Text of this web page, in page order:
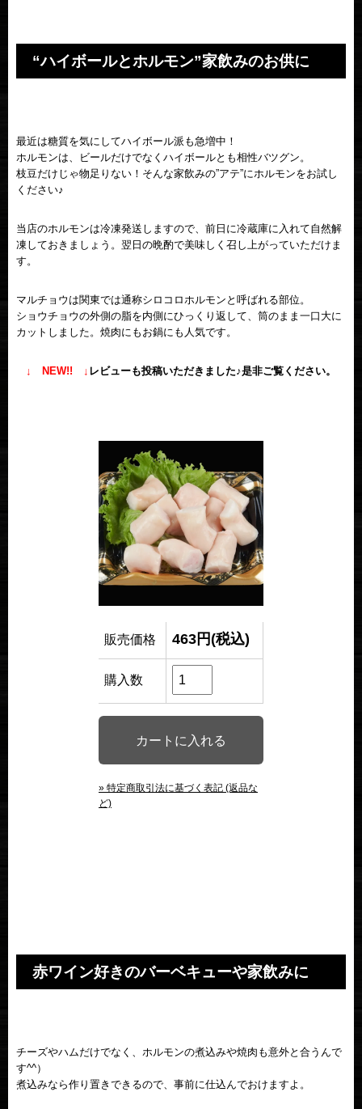
“ハイボールとホルモン”家飲みのお供に
最近は糖質を気にしてハイボール派も急増中！
ホルモンは、ビールだけでなくハイボールとも相性バツグン。
枝豆だけじゃ物足りない！そんな家飲みの”アテ”にホルモンをお試し
ください♪
当店のホルモンは冷凍発送しますので、前日に冷蔵庫に入れて自然解
凍しておきましょう。翌日の晩酌で美味しく召し上がっていただけま
す。
マルチョウは関東では通称シロコロホルモンと呼ばれる部位。
ショウチョウの外側の脂を内側にひっくり返して、筒のまま一口大に
カットしました。焼肉にもお鍋にも人気です。
↓ NEW!! ↓ レビューも投稿いただきました♪是非ご覧ください。
販売価格 463円(税込)
購入数
» 特定商取引法に基づく表記 (返品な
ど)
赤ワイン好きのバーベキューや家飲みに
チーズやハムだけでなく、ホルモンの煮込みや焼肉も意外と合うんで
す^^）
煮込みなら作り置きできるので、事前に仕込んでおけますよ。